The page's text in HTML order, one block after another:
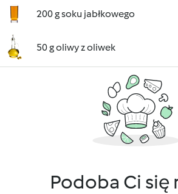
200 g soku jabłkowego
50 g oliwy z oliwek
Podoba Ci się